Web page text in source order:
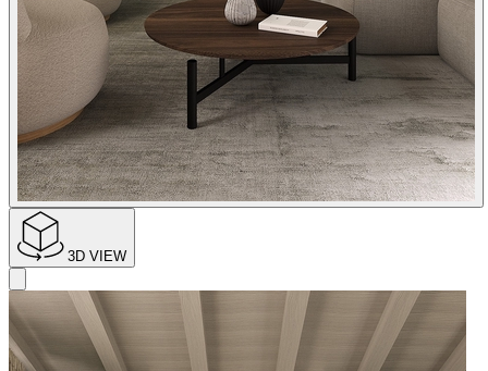
3D VIEW